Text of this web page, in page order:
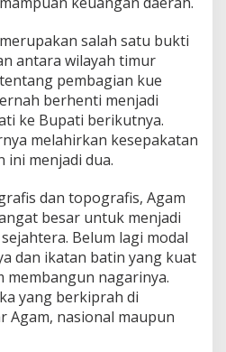
salah satu bukti
antara wilayah timur
pembagian kue
berhenti menjadi
ke Bupati berikutnya.
melahirkan kesepakatan
ini menjadi dua.
dan topografis, Agam
besar untuk menjadi
Belum lagi modal
dan ikatan batin yang kuat
membangun nagarinya.
yang berkiprah di
Agam, nasional maupun